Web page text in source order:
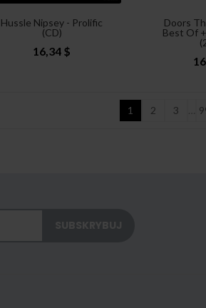
Hussle Nipsey - Prolific
(CD)
16,34 $
Doors
Best Of
1 2 3